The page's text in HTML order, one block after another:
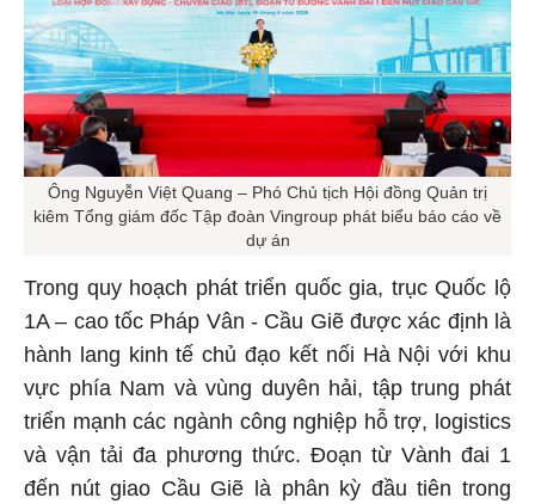
Ông Nguyễn Việt Quang – Phó Chủ tịch Hội đồng Quản trị
kiêm Tổng giám đốc Tập đoàn Vingroup phát biểu báo cáo về
dự án
Trong quy hoạch phát triển quốc gia, trục Quốc lộ
1A – cao tốc Pháp Vân - Cầu Giẽ được xác định là
hành lang kinh tế chủ đạo kết nối Hà Nội với khu
vực phía Nam và vùng duyên hải, tập trung phát
triển mạnh các ngành công nghiệp hỗ trợ, logistics
và vận tải đa phương thức. Đoạn từ Vành đai 1
đến nút giao Cầu Giẽ là phân kỳ đầu tiên trong